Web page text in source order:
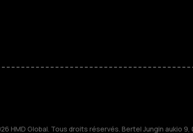
entreprises
HMD Global. Tous droits réservés. Bertel Jungin aukio 9,